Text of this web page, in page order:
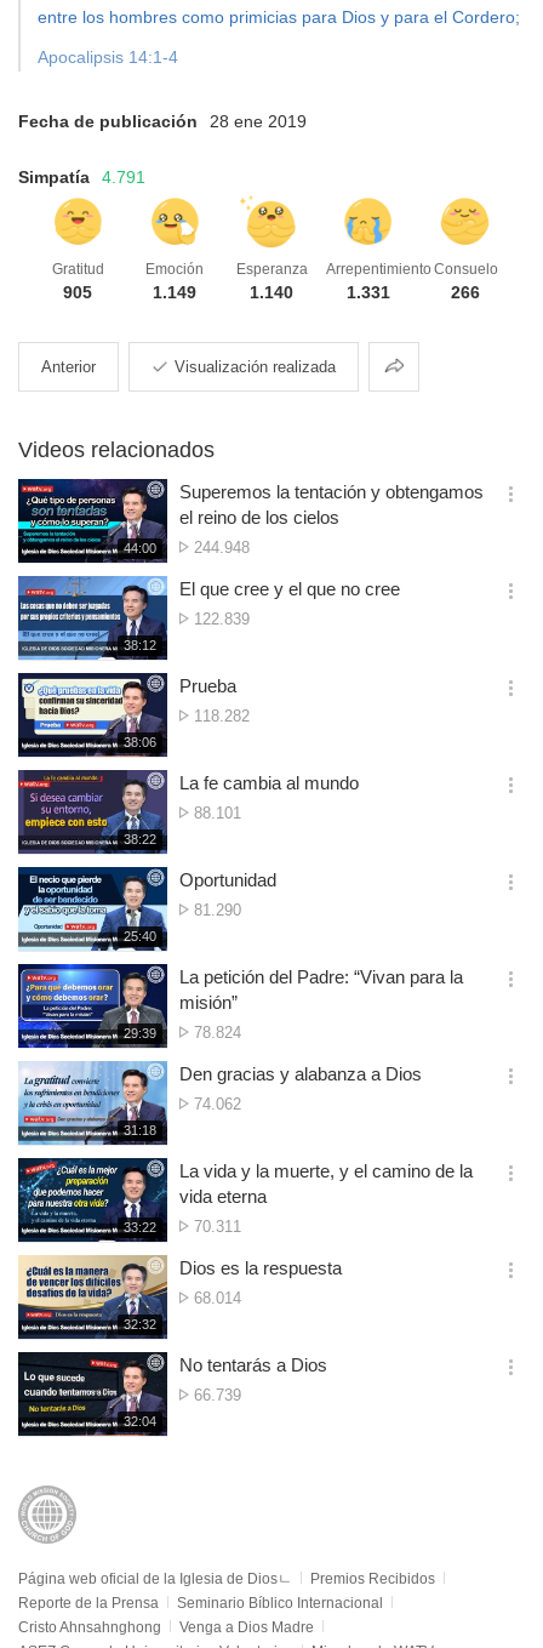
entre los hombres como primicias para Dios y para el Cordero;
Apocalipsis 14:1-4
Fecha de publicación 28 ene 2019
Simpatía 4.791
Gratitud
905
Emoción
1.149
Esperanza
1.140
Arrepentimiento
1.331
Consuelo
266
Anterior Visualización realizada Compartir
Videos relacionados
재
생
시
간
44:00
Superemos la tentación y obtengamos
el reino de los cielos
N.º
vistas
244.948
옵
기
재
생
시
간
38:12
El que cree y el que no cree
N.º
122.839
옵
기
재
생
시
간
38:06
Prueba
N.º
118.282
옵
기
재
생
시
간
38:22
La fe cambia al mundo
N.º
88.101
옵
기
재
생
시
간
25:40
Oportunidad
N.º
81.290
옵
기
재
생
시
간
29:39
La petición del Padre: “Vivan para la
misión”
N.º
vistas
78.824
옵
기
재
생
시
간
31:18
Den gracias y alabanza a Dios
N.º
74.062
옵
기
재
생
시
간
33:22
La vida y la muerte, y el camino de la
vida eterna
N.º
vistas
70.311
옵
기
재
생
시
간
32:32
Dios es la respuesta
N.º
68.014
옵
기
재
생
32:04
No tentarás a Dios
N.º
66.739
옵
Página web oficial de la Iglesia de Diosㄴ
Premios Recibidos
Reporte de la Prensa
Seminario Bíblico Internacional
Cristo Ahnsahnghong
Venga a Dios Madre